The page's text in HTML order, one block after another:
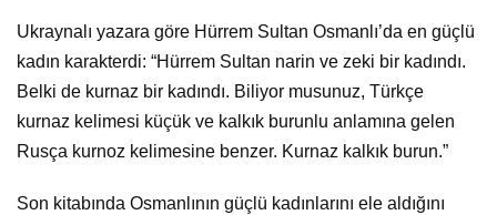
Ukraynalı yazara göre Hürrem Sultan Osmanlı’da en güçlü
kadın karakterdi: “Hürrem Sultan narin ve zeki bir kadındı.
Belki de kurnaz bir kadındı. Biliyor musunuz, Türkçe
kurnaz kelimesi küçük ve kalkık burunlu anlamına gelen
Rusça kurnoz kelimesine benzer. Kurnaz kalkık burun.”
Son kitabında Osmanlının güçlü kadınlarını ele aldığını